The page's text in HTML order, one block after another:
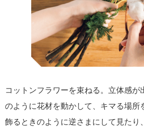
コットンフラワーを束ねる。立体感が
のように花材を動かして、キマる場所
飾るときのように逆さまにして見たり